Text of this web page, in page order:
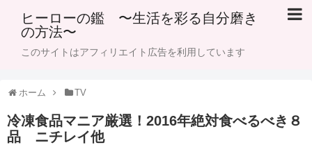
ヒーローの鑑 〜生活を彩る自分磨き
の方法〜
このサイトはアフィリエイト広告を利用しています
ホーム TV
冷凍食品マニア厳選！2016年絶対食べるべき８
品 ニチレイ他